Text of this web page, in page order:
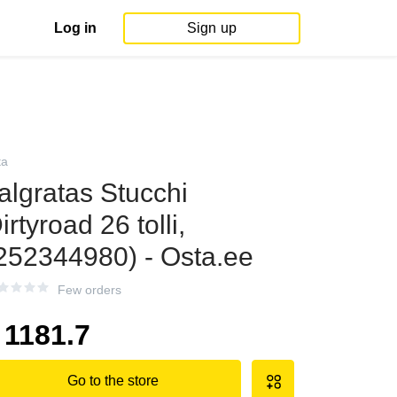
Log in Sign up
Stucchi
26 tolli,
- Osta.ee
Few orders
1181.7
Go to the store